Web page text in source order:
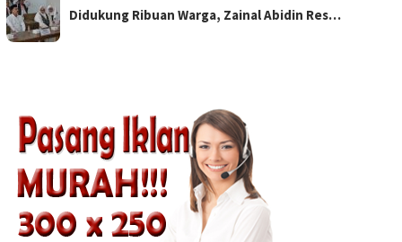
Didukung Ribuan Warga, Zainal Abidin Res…